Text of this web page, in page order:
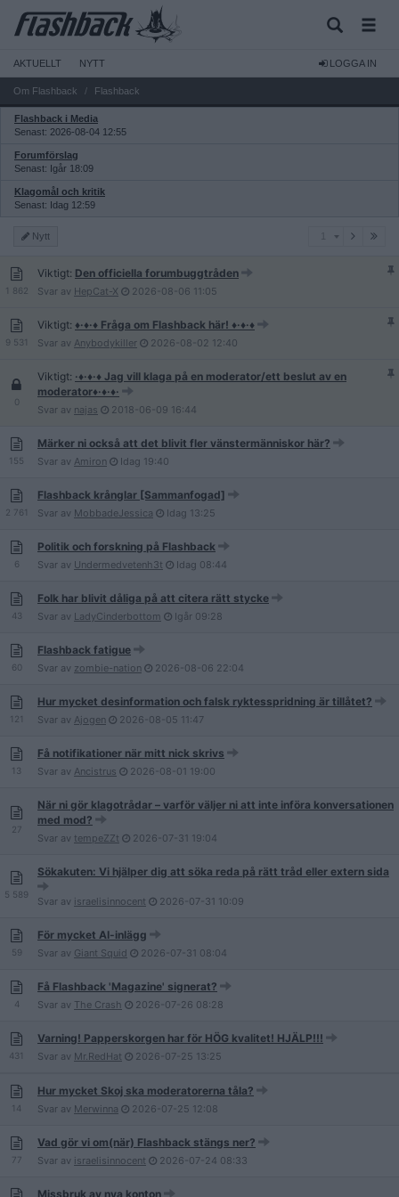
AKTUELLT NYTT LOGGA IN
Om Flashback Flashback
Flashback i Media
Senast: 2026-08-04 12:55
Forumförslag
Senast: Igår 18:09
Klagomål och kritik
Senast: Idag 12:59
Nytt
1 862
Viktigt: Den officiella forumbuggtråden
Svar av HepCat-X 2026-08-06 11:05
9 531
Viktigt: ♦·♦·♦ Fråga om Flashback här! ♦·♦·♦
Svar av Anybodykiller 2026-08-02 12:40
0
Viktigt: ·♦·♦·♦ Jag vill klaga på en moderator/ett beslut av en
moderator♦·♦·♦·
Svar av najas 2018-06-09 16:44
155
Märker ni också att det blivit fler vänstermänniskor här?
Svar av Amiron Idag 19:40
2 761
Flashback krånglar [Sammanfogad]
Svar av MobbadeJessica Idag 13:25
6
Politik och forskning på Flashback
Svar av Undermedvetenh3t Idag 08:44
43
Folk har blivit dåliga på att citera rätt stycke
Svar av LadyCinderbottom Igår 09:28
60
Flashback fatigue
Svar av zombie-nation 2026-08-06 22:04
121
Hur mycket desinformation och falsk ryktesspridning är tillåtet?
Svar av Ajogen 2026-08-05 11:47
13
Få notifikationer när mitt nick skrivs
Svar av Ancistrus 2026-08-01 19:00
27
När ni gör klagotrådar – varför väljer ni att inte införa konversationen
med mod?
Svar av tempeZZt 2026-07-31 19:04
5 589
Sökakuten: Vi hjälper dig att söka reda på rätt tråd eller extern sida
Svar av israelisinnocent 2026-07-31 10:09
59
För mycket AI-inlägg
Svar av Giant Squid 2026-07-31 08:04
4
Få Flashback 'Magazine' signerat?
Svar av The Crash 2026-07-26 08:28
431
Varning! Papperskorgen har för HÖG kvalitet! HJÄLP!!!
Svar av Mr.RedHat 2026-07-25 13:25
14
Hur mycket Skoj ska moderatorerna tåla?
Svar av Merwinna 2026-07-25 12:08
77
Vad gör vi om(när) Flashback stängs ner?
Svar av israelisinnocent 2026-07-24 08:33
Missbruk av nya konton